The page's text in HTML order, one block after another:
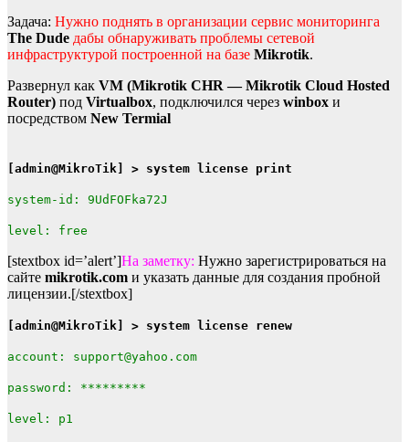
Задача: Нужно поднять в организации сервис мониторинга
The Dude дабы обнаруживать проблемы сетевой
инфраструктурой построенной на базе Mikrotik.
Развернул как VM (Mikrotik CHR — Mikrotik Cloud Hosted
Router) под Virtualbox, подключился через winbox и
посредством New Termial
[admin@MikroTik] > system license print
system-id: 9UdFOFka72J
level: free
[stextbox id=’alert’]На заметку: Нужно зарегистрироваться на
сайте mikrotik.com и указать данные для создания пробной
лицензии.[/stextbox]
[admin@MikroTik] > system license renew
account: support@yahoo.com
password: *********
level: p1